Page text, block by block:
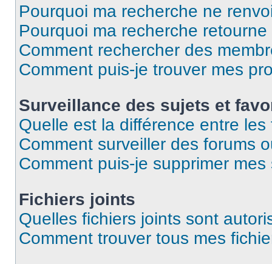
Pourquoi ma recherche ne
Pourquoi ma recherche
Comment rechercher des
Comment puis-je trouver mes
Surveillance des sujets et
Quelle est la différence entre
Comment surveiller des forums
Comment puis-je supprimer
Fichiers joints
Quelles fichiers joints sont
Comment trouver tous mes